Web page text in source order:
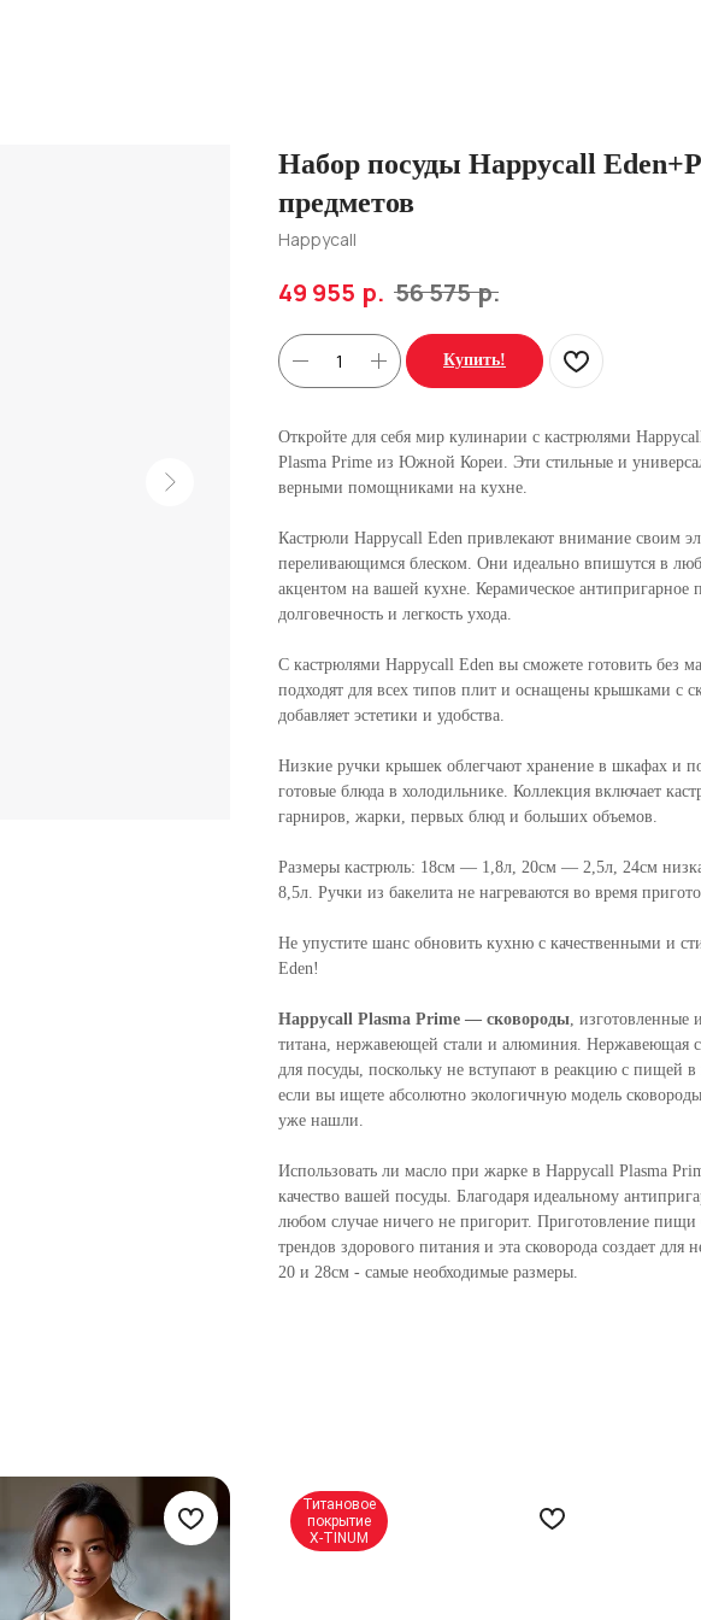
Набор посуды Happycall
предметов
Happycall
49 955 р. 56 575 р.
Купить!
Откройте для себя мир кулинарии с кастрюлями
Plasma Prime из Южной Кореи. Эти стильные и
верными помощниками на кухне.
Кастрюли Happycall Eden привлекают внимание своим
переливающимся блеском. Они идеально впишутся в
акцентом на вашей кухне. Керамическое антипригарное
долговечность и легкость ухода.
С кастрюлями Happycall Eden вы сможете готовить без
подходят для всех типов плит и оснащены крышками с
добавляет эстетики и удобства.
Низкие ручки крышек облегчают хранение в шкафах и
готовые блюда в холодильнике. Коллекция включает
гарниров, жарки, первых блюд и больших объемов.
Размеры кастрюль: 18см — 1,8л, 20см — 2,5л, 24см
8,5л. Ручки из бакелита не нагреваются во время
Не упустите шанс обновить кухню с качественными и
Eden!
Happycall Plasma Prime — сковороды , изготовленные
титана, нержавеющей стали и алюминия. Нержавеющая
для посуды, поскольку не вступают в реакцию с пищей
если вы ищете абсолютно экологичную модель
уже нашли.
Использовать ли масло при жарке в Happycall Plasma
качество вашей посуды. Благодаря идеальному
любом случае ничего не пригорит. Приготовление пищи
трендов здорового питания и эта сковорода создает для
20 и 28см - самые необходимые размеры.
Титановое
покрытие
X-TINUM